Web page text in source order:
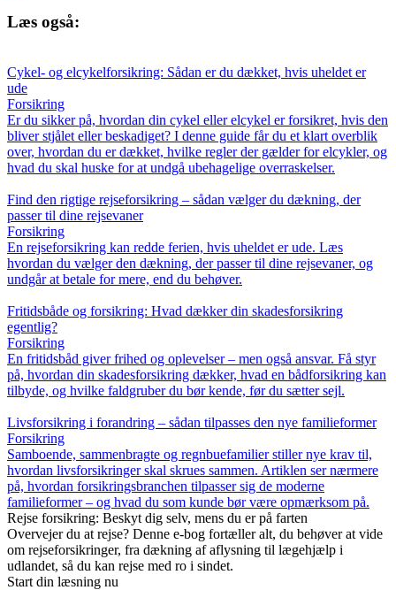
Læs også:
Cykel- og elcykelforsikring: Sådan er du dækket, hvis uheldet er
ude
Forsikring
Er du sikker på, hvordan din cykel eller elcykel er forsikret, hvis den
bliver stjålet eller beskadiget? I denne guide får du et klart overblik
over, hvordan du er dækket, hvilke regler der gælder for elcykler, og
hvad du skal huske for at undgå ubehagelige overraskelser.
Find den rigtige rejseforsikring – sådan vælger du dækning, der
passer til dine rejsevaner
Forsikring
En rejseforsikring kan redde ferien, hvis uheldet er ude. Læs
hvordan du vælger den dækning, der passer til dine rejsevaner, og
undgår at betale for mere, end du behøver.
Fritidsbåde og forsikring: Hvad dækker din skadesforsikring
egentlig?
Forsikring
En fritidsbåd giver frihed og oplevelser – men også ansvar. Få styr
på, hvordan din skadesforsikring dækker, hvad en bådforsikring kan
tilbyde, og hvilke faldgruber du bør kende, før du sætter sejl.
Livsforsikring i forandring – sådan tilpasses den nye familieformer
Forsikring
Samboende, sammenbragte og regnbuefamilier stiller nye krav til,
hvordan livsforsikringer skal skrues sammen. Artiklen ser nærmere
på, hvordan forsikringsbranchen tilpasser sig de moderne
familieformer – og hvad du som kunde bør være opmærksom på.
Rejse forsikring: Beskyt dig selv, mens du er på farten
Overvejer du at rejse? Denne e-bog fortæller alt, du behøver at vide
om rejseforsikringer, fra dækning af aflysning til lægehjælp i
udlandet, så du kan rejse med ro i sindet.
Start din læsning nu